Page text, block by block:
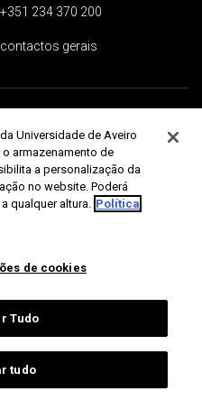
+351 234 370 200
contactos gerais
Universidade de Aveiro
armazenamento de
a personalização da
no website. Poderá
qualquer altura. Política
de cookies
Tudo
tudo